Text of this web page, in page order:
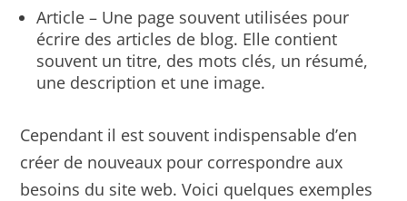
Article – Une page souvent utilisées pour
écrire des articles de blog. Elle contient
souvent un titre, des mots clés, un résumé,
une description et une image.
Cependant il est souvent indispensable d’en
créer de nouveaux pour correspondre aux
besoins du site web. Voici quelques exemples